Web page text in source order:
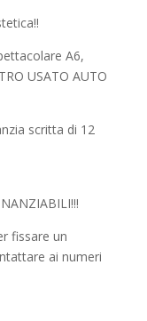
A6,
USATO AUTO
scritta di 12
fissare un
ai numeri